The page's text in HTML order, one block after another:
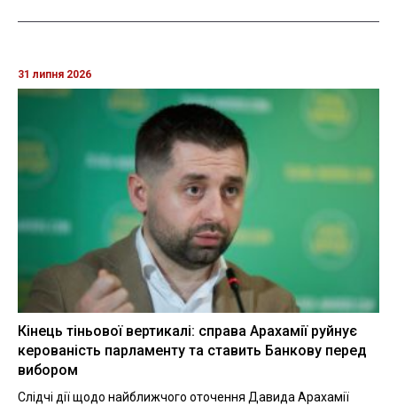
31 липня 2026
Кінець тіньової вертикалі: справа Арахамії руйнує
керованість парламенту та ставить Банкову перед
вибором
Слідчі дії щодо найближчого оточення Давида Арахамії